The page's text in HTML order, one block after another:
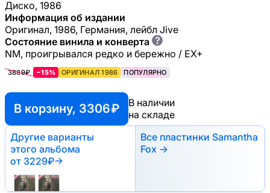
Диско, 1986
Информация об издании
Оригинал, 1986, Германия, лейбл Jive
Состояние винила и конверта ?
NM, проигрывался редко и бережно / EX+
3889₽ −15% ОРИГИНАЛ 1986 ПОПУЛЯРНО
В корзину, 3306 ₽
В наличии
на складе
Другие варианты
этого альбома
от 3229₽→
Все пластинки Samantha
Fox →